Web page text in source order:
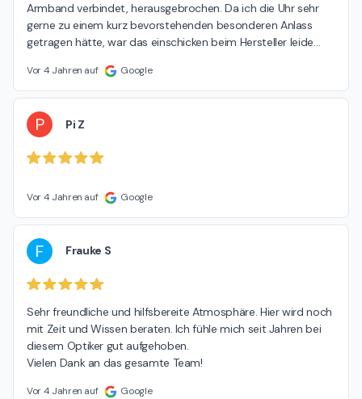
Armband verbindet, herausgebrochen. Da ich die Uhr sehr
gerne zu einem kurz bevorstehenden besonderen Anlass
getragen hätte, war das einschicken beim Hersteller leide…
Vor 4 Jahren auf Google
P Pi Z
Vor 4 Jahren auf Google
F Frauke S
Sehr freundliche und hilfsbereite Atmosphäre. Hier wird noch
mit Zeit und Wissen beraten. Ich fühle mich seit Jahren bei
diesem Optiker gut aufgehoben.
Vielen Dank an das gesamte Team!
Vor 4 Jahren auf Google